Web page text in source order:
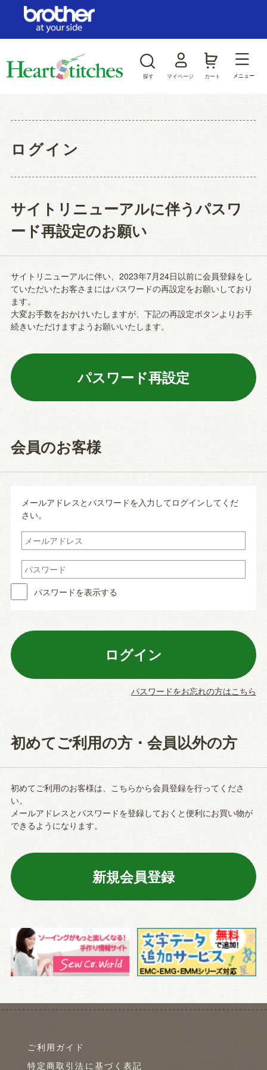
探す マイページ カート メニュー
ログイン
サイトリニューアルに伴うパスワ
ード再設定のお願い
サイトリニューアルに伴い、2023年7月24日以前に会員登録をし
ていただいたお客さまにはパスワードの再設定をお願いしており
ます。
大変お手数をおかけいたしますが、下記の再設定ボタンよりお手
続きいただけますようお願いいたします。
会員のお客様
メールアドレスとパスワードを入力してログインしてくだ
さい。
パスワードを表示する
パスワードをお忘れの方はこちら
初めてご利用の方・会員以外の方
初めてご利用のお客様は、こちらから会員登録を行ってくださ
い。
メールアドレスとパスワードを登録しておくと便利にお買い物が
できるようになります。
ご利用ガイド
特定商取引法に基づく表記
ログイン/新規会員登録